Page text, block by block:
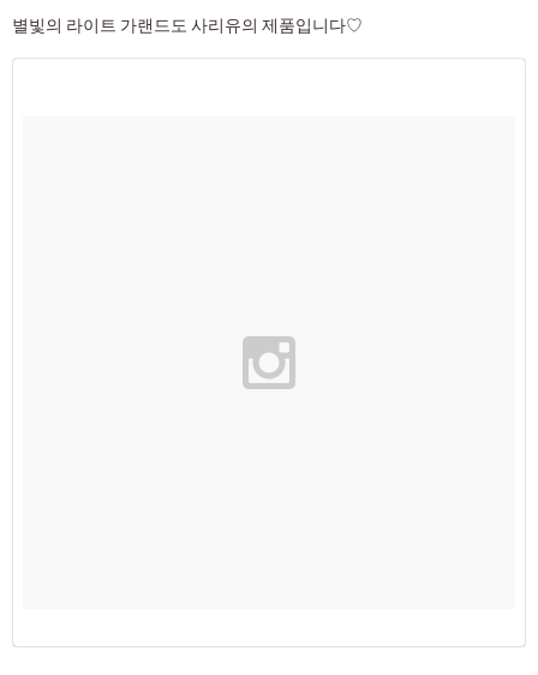
별빛의 라이트 가랜드도 사리유의 제품입니다♡